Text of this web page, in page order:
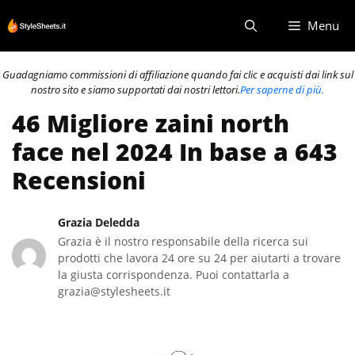
al
contenuto
Menu
Guadagniamo commissioni di affiliazione quando fai clic e acquisti dai link sul
nostro sito e siamo supportati dai nostri lettori.Per saperne di più.
46 Migliore zaini north
face nel 2024 In base a 643
Recensioni
Grazia Deledda
Grazia è il nostro responsabile della ricerca sui
prodotti che lavora 24 ore su 24 per aiutarti a trovare
la giusta corrispondenza. Puoi contattarla a
grazia@stylesheets.it